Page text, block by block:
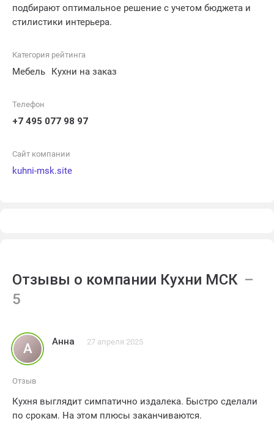
подбирают оптимальное решение с учетом бюджета и
стилистики интерьера.
Категория рейтинга
Мебель Кухни на заказ
Телефон
+7 495 077 98 97
Сайт компании
kuhni-msk.site
Отзывы о компании Кухни МСК
А Анна 27 апреля 2025
Отзыв
Кухня выглядит симпатично издалека. Быстро сделали
по срокам. На этом плюсы заканчиваются.